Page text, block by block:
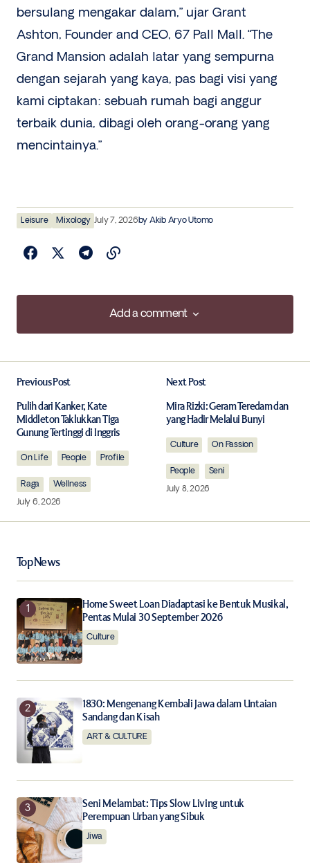
bersulang mengakar dalam,” ujar Grant
Ashton, Founder and CEO, 67 Pall Mall. “The
Grand Mansion adalah latar yang sempurna
dengan sejarah yang kaya, pas bagi visi yang
kami ciptakan: sebuah rumah bagi anggur
terbaik dunia, dibagi oleh orang-orang yang
mencintainya.”
Leisure Mixology July 7, 2026by Akib Aryo Utomo
Add a comment
Add a comment
Required fields are marked*
Save my name, email, and website in this browser for
the next time I comment.
Notify me of follow-up comments by email.
Notify me of new posts by email.
Submit Comment
Previous Post
Pulih dari Kanker, Kate
Middleton Taklukkan Tiga
Gunung Tertinggi di Inggris
On Life People Profile
Raga
Wellness
July 6, 2026
Next Post
Mira Rizki: Geram Teredam dan
yang Hadir Melalui Bunyi
Culture On Passion
People
Seni
July 8, 2026
Top News
Home Sweet Loan Diadaptasi ke Bentuk Musikal,
Pentas Mulai 30 September 2026
Culture
1830: Mengenang Kembali Jawa dalam Untaian
Sandang dan Kisah
ART & CULTURE
Seni Melambat: Tips Slow Living untuk
Perempuan Urban yang Sibuk
Jiwa